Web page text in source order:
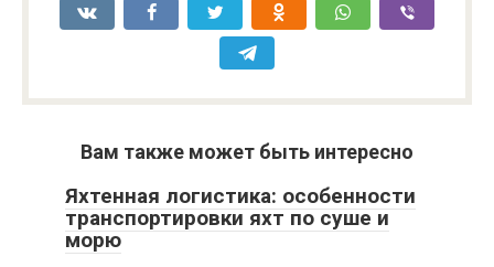
Вам также может быть интересно
Яхтенная логистика: особенности
транспортировки яхт по суше и
морю